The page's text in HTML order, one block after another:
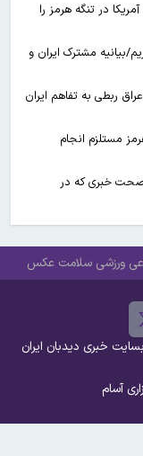
در تنگه هرمز را
بیانیه مشترک ایران و
ربطی به تفاهم ایران
مستلزم انجام
صحت خبری که در
ورزشی سلامت عکس
خبری دیدبان ایران
آسام